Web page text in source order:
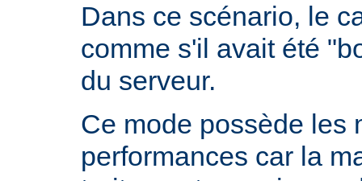
Dans ce scénario, le
comme s'il avait été
du serveur.
Ce mode possède les
performances car la